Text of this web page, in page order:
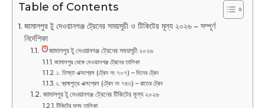
Table of Contents
জামালপুর টু দেওয়ানগঞ্জ ট্রেনের সময়সূচী ও টিকিটের মূল্য ২০২৬ – সম্পূর্ণ
নির্দেশিকা
জামালপুর টু দেওয়ানগঞ্জ ট্রেনের সময়সূচী ২০২৬
জামালপুর থেকে দেওয়ানগঞ্জ ট্রেনের তালিকা
১. তিস্তা এক্সপ্রেস (ট্রেন নং ৭০৭) – দিনের ট্রেন
২. ব্রহ্মপুত্র এক্সপ্রেস (ট্রেন নং ৭৪৩) – রাতের ট্রেন
জামালপুর টু দেওয়ানগঞ্জ ট্রেনের টিকিটের মূল্য ২০২৬
টিকিটের মূল্য তালিকা